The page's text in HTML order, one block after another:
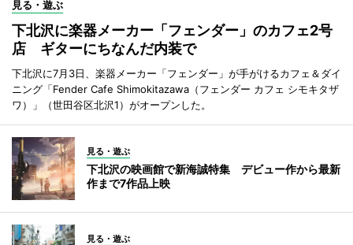
見る・遊ぶ
下北沢に楽器メーカー「フェンダー」のカフェ2号
店 ギターにちなんだ内装で
下北沢に7月3日、楽器メーカー「フェンダー」が手がけるカフェ＆ダイ
ニング「Fender Cafe Shimokitazawa（フェンダー カフェ シモキタザ
ワ）」（世田谷区北沢1）がオープンした。
見る・遊ぶ
下北沢の映画館で新海誠特集 デビュー作から最新
作まで7作品上映
見る・遊ぶ